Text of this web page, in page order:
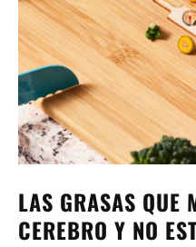
LAS GRASAS QUE
CEREBRO Y NO